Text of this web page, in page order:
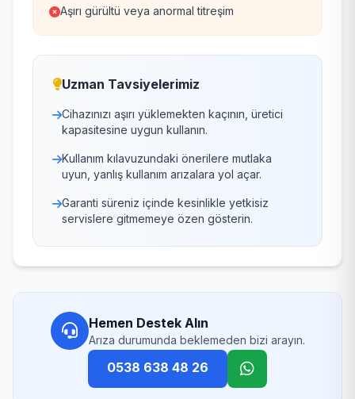
Aşırı gürültü veya anormal titreşim
Uzman Tavsiyelerimiz
Cihazınızı aşırı yüklemekten kaçının, üretici
kapasitesine uygun kullanın.
Kullanım kılavuzundaki önerilere mutlaka
uyun, yanlış kullanım arızalara yol açar.
Garanti süreniz içinde kesinlikle yetkisiz
servislere gitmemeye özen gösterin.
Hemen Destek Alın
Arıza durumunda beklemeden bizi arayın.
0538 638 48 26